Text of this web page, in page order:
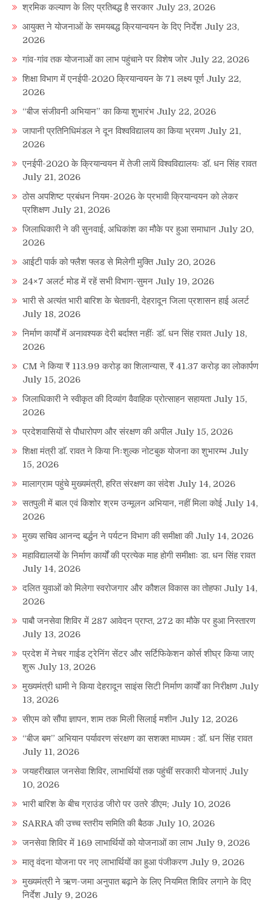
श्रमिक कल्याण के लिए प्रतिबद्ध है सरकार July 23, 2026
आयुक्त ने योजनाओं के समयबद्ध क्रियान्वयन के दिए निर्देश July 23,
2026
गांव-गांव तक योजनाओं का लाभ पहुंचाने पर विशेष जोर July 22, 2026
शिक्षा विभाग में एनईपी-2020 क्रियान्वयन के 71 लक्ष्य पूर्ण July 22,
2026
“बीज संजीवनी अभियान” का किया शुभारंभ July 22, 2026
जापानी प्रतिनिधिमंडल ने दून विश्वविद्यालय का किया भ्रमण July 21,
2026
एनईपी-2020 के क्रियान्वयन में तेजी लायें विश्वविद्यालयः डॉ. धन सिंह रावत
July 21, 2026
ठोस अपशिष्ट प्रबंधन नियम-2026 के प्रभावी क्रियान्वयन को लेकर
प्रशिक्षण July 21, 2026
जिलाधिकारी ने की सुनवाई, अधिकांश का मौके पर हुआ समाधान July 20,
2026
आईटी पार्क को फ्लैश फ्लड से मिलेगी मुक्ति July 20, 2026
24×7 अलर्ट मोड में रहें सभी विभाग-सुमन July 19, 2026
भारी से अत्यंत भारी बारिश के चेतावनी, देहरादून जिला प्रशासन हाई अलर्ट
July 18, 2026
निर्माण कार्यों में अनावश्यक देरी बर्दाश्त नहींः डाॅ. धन सिंह रावत July 18,
2026
CM ने किया ₹ 113.99 करोड़ का शिलान्यास, ₹ 41.37 करोड़ का लोकार्पण
July 15, 2026
जिलाधिकारी ने स्वीकृत की दिव्यांग वैवाहिक प्रोत्साहन सहायता July 15,
2026
प्रदेशवासियों से पौधारोपण और संरक्षण की अपील July 15, 2026
शिक्षा मंत्री डाॅ. रावत ने किया निःशुल्क नोटबुक योजना का शुभारम्भ July
15, 2026
मालाग्राम पहुंचे मुख्यमंत्री, हरित संरक्षण का संदेश July 14, 2026
सतपुली में बाल एवं किशोर श्रम उन्मूलन अभियान, नहीं मिला कोई July 14,
2026
मुख्य सचिव आनन्द बर्द्धन ने पर्यटन विभाग की समीक्षा की July 14, 2026
महाविद्यालयों के निर्माण कार्यों की प्रत्येक माह होगी समीक्षाः डा. धन सिंह रावत
July 14, 2026
दलित युवाओं को मिलेगा स्वरोजगार और कौशल विकास का तोहफा July 14,
2026
पाबौ जनसेवा शिविर में 287 आवेदन प्राप्त, 272 का मौके पर हुआ निस्तारण
July 13, 2026
प्रदेश में नेचर गाईड ट्रेनिंग सेंटर और सर्टिफिकेशन कोर्स शीघ्र किया जाए
शुरू July 13, 2026
मुख्यमंत्री धामी ने किया देहरादून साइंस सिटी निर्माण कार्यों का निरीक्षण July
13, 2026
सीएम को सौंपा ज्ञापन, शाम तक मिली सिलाई मशीन July 12, 2026
“बीज बम” अभियान पर्यावरण संरक्षण का सशक्त माध्यम : डॉ. धन सिंह रावत
July 11, 2026
जयहरीखाल जनसेवा शिविर, लाभार्थियों तक पहुंचीं सरकारी योजनाएं July
10, 2026
भारी बारिश के बीच ग्राउंड जीरो पर उतरे डीएम; July 10, 2026
SARRA की उच्च स्तरीय समिति की बैठक July 10, 2026
जनसेवा शिविर में 169 लाभार्थियों को योजनाओं का लाभ July 9, 2026
मातृ वंदना योजना पर नए लाभार्थियों का हुआ पंजीकरण July 9, 2026
मुख्यमंत्री ने ऋण-जमा अनुपात बढ़ाने के लिए नियमित शिविर लगाने के दिए
निर्देश July 9, 2026